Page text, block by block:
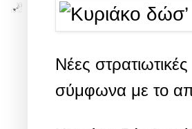
Νέες
σύμφωνα με το